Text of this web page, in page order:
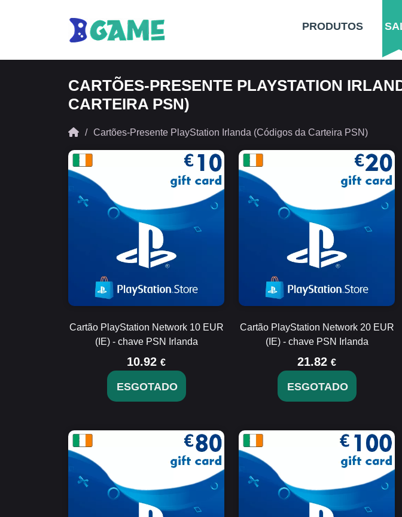
PRODUTOS
CARTÕES-PRESENTE PLAYSTATION
CARTEIRA PSN)
Cartões-Presente PlayStation Irlanda (Códigos da Carteira PSN)
Cartão PlayStation Network 10 EUR
(IE) - chave PSN Irlanda
10.92 €
ESGOTADO
Cartão PlayStation Network 20 EUR
(IE) - chave PSN Irlanda
21.82 €
ESGOTADO